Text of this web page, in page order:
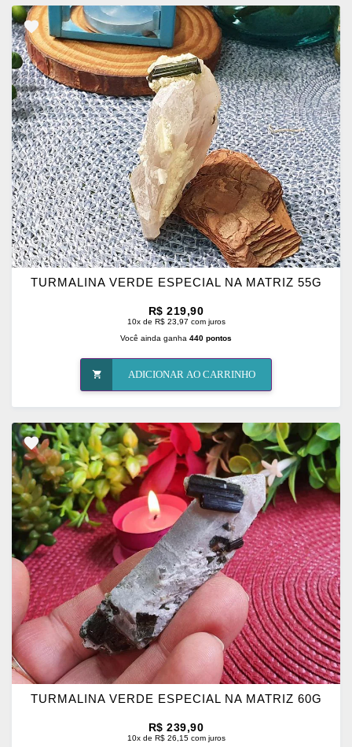
ADICIONAR
OS
FAVORITOS
TURMALINA VERDE ESPECIAL NA MATRIZ 55G
R$ 219,90
10x de R$ 23,97 com juros
Você ainda ganha 440 pontos
ADICIONAR AO CARRINHO
ADICIONAR
OS
FAVORITOS
TURMALINA VERDE ESPECIAL NA MATRIZ 60G
R$ 239,90
10x de R$ 26,15 com juros